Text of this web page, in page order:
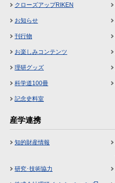
クローズアップRIKEN
お知らせ
刊行物
お楽しみコンテンツ
理研グッズ
科学道100冊
記念史料室
産学連携
知的財産情報
研究･技術協力